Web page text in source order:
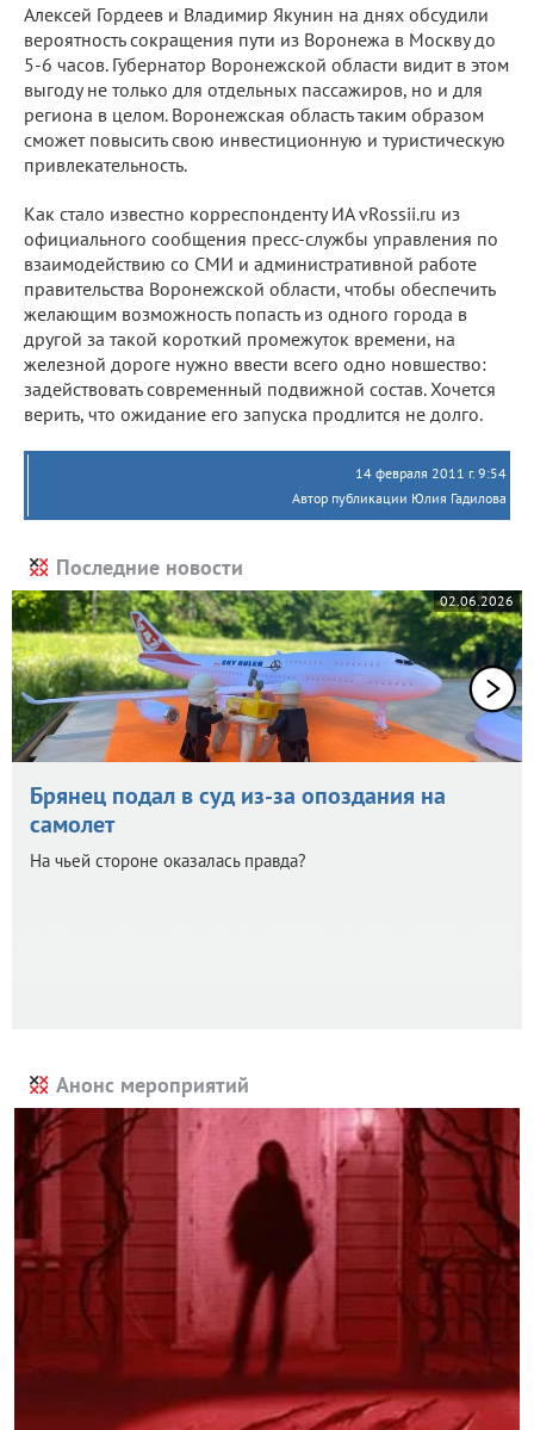
Алексей Гордеев и Владимир Якунин на днях обсудили
вероятность сокращения пути из Воронежа в Москву до
5-6 часов. Губернатор Воронежской области видит в этом
выгоду не только для отдельных пассажиров, но и для
региона в целом. Воронежская область таким образом
сможет повысить свою инвестиционную и туристическую
привлекательность.
Как стало известно корреспонденту ИА vRossii.ru из
официального сообщения пресс-службы управления по
взаимодействию со СМИ и административной работе
правительства Воронежской области, чтобы обеспечить
желающим возможность попасть из одного города в
другой за такой короткий промежуток времени, на
железной дороге нужно ввести всего одно новшество:
задействовать современный подвижной состав. Хочется
верить, что ожидание его запуска продлится не долго.
14 февраля 2011 г. 9:54
Автор публикации Юлия Гадилова
Последние новости
02.06.2026
Брянец подал в суд из-за опоздания на
самолет
На чьей стороне оказалась правда?
Анонс мероприятий